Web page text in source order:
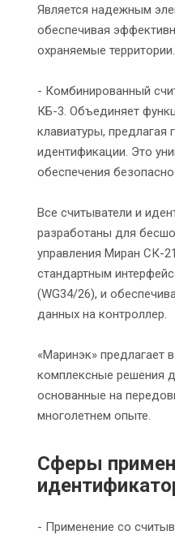
Является надежным
обеспечивая
охраняемые территории.
- Комбинированный
КБ-3. Объединяет
клавиатуры, предлагая
идентификации. Это
обеспечения
Все считыватели и
разработаны для
управления Миран СК-
стандартным
(WG34/26), и
данных на контроллер.
«Маринэк» предлагает
комплексные решения
основанные на
многолетнем опыте.
Сферы
- Применение со